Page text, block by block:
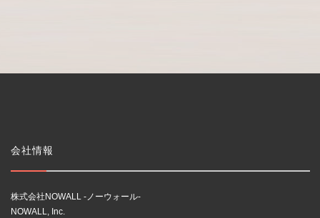
会社情報
株式会社NOWALL -ノーウォール-
NOWALL, Inc.